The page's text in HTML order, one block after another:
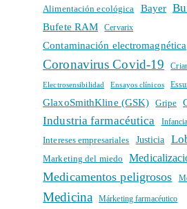
Alimentación ecológica Bayer
Bufete RAM Cervarix
Contaminación electromagnética
Coronavirus Covid-19
Electrosensibilidad Ensayos clínicos
GlaxoSmithKline (GSK) Gripe
Industria farmacéutica Infancia
Intereses empresariales Justicia
Marketing del miedo
Medicamentos peligrosos
Medicina Márketing farmacéutico